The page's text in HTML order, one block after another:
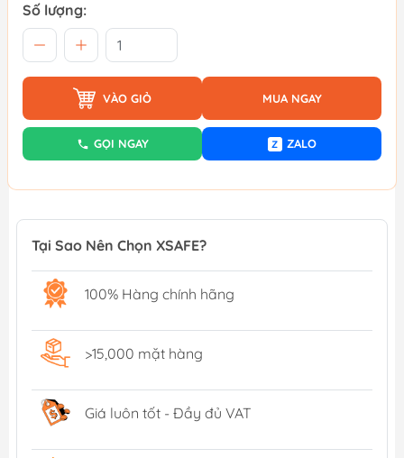
Số lượng:
VÀO GIỎ MUA NGAY
GỌI NGAY Z ZALO
Tại Sao Nên Chọn XSAFE?
100% Hàng chính hãng
>15,000 mặt hàng
Giá luôn tốt - Đầy đủ VAT